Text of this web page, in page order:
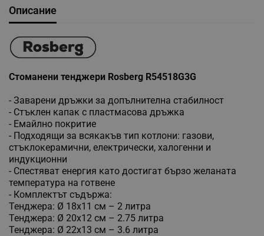
Описание
Стоманени тенджери Rosberg R54518G3G
- Заварени дръжки за допълнителна стабилност
- Стъклен капак с пластмасова дръжка
- Емайлно покритие
- Подходящи за всякакъв тип котлони: газови,
стъклокерамични, електрически, халогенни и
индукционни
- Спестяват енергия като достигат бързо желаната
температура на готвене
- Комплектът съдържа:
Тенджера: Ø 18x11 см – 2 литра
Тенджера: Ø 20х12 см – 2.75 литра
Тенджера: Ø 22х13 см – 3.6 литра